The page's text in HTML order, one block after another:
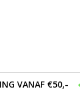
VANAF €50,-